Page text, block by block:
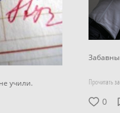
Прочитать
0
учили.